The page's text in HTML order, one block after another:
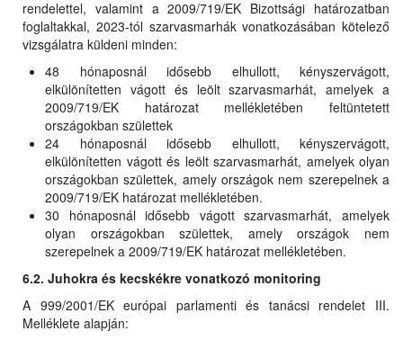
rendelettel, valamint a 2009/719/EK Bizottsági határozatban
foglaltakkal, 2023-tól szarvasmarhák vonatkozásában kötelező
vizsgálatra küldeni minden:
48 hónaposnál idősebb elhullott, kényszervágott,
elkülönítetten vágott és leölt szarvasmarhát, amelyek a
2009/719/EK határozat mellékletében feltüntetett
országokban születtek
24 hónaposnál idősebb elhullott, kényszervágott,
elkülönítetten vágott és leölt szarvasmarhát, amelyek olyan
országokban születtek, amely országok nem szerepelnek a
2009/719/EK határozat mellékletében.
30 hónaposnál idősebb vágott szarvasmarhát, amelyek
olyan országokban születtek, amely országok nem
szerepelnek a 2009/719/EK határozat mellékletében.
6.2. Juhokra és kecskékre vonatkozó monitoring
A 999/2001/EK európai parlamenti és tanácsi rendelet III.
Melléklete alapján: